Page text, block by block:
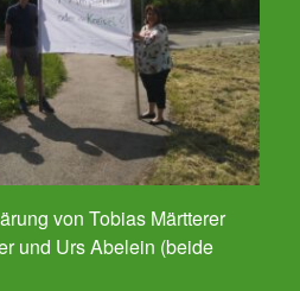
von Tobias Märtterer
und Urs Abelein (beide